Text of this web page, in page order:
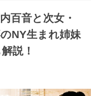
百音と次女・
NY生まれ姉妹
説！